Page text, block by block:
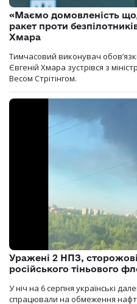
«Маємо домовленість
ракет проти
Хмара
Тимчасовий виконувач
Євгеній Хмара зустрівся з
Весом Стрітінгом.
Уражені 2 НПЗ,
російського тіньового
У ніч на 6 серпня українські
спрацювали на обмеження